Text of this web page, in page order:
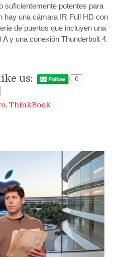
suficientemente potentes para
hay una cámara IR Full HD con
de puertos que incluyen una
y una conexión Thunderbolt 4.
us:
0
, ThinkBook